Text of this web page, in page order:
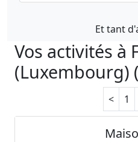
Et tant
Vos activités à
(Luxembourg)
< 1